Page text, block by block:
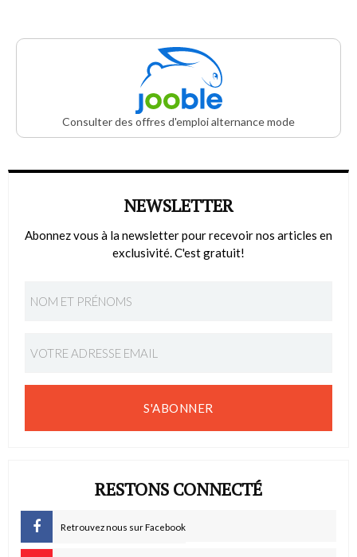
Consulter des offres d'emploi alternance mode
NEWSLETTER
Abonnez vous à la newsletter pour recevoir nos articles en
exclusivité. C'est gratuit!
S'ABONNER
RESTONS CONNECTÉ
Retrouvez nous sur Facebook